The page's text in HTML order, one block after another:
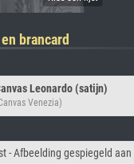
brancard
Leonardo (satijn)
Venezia)